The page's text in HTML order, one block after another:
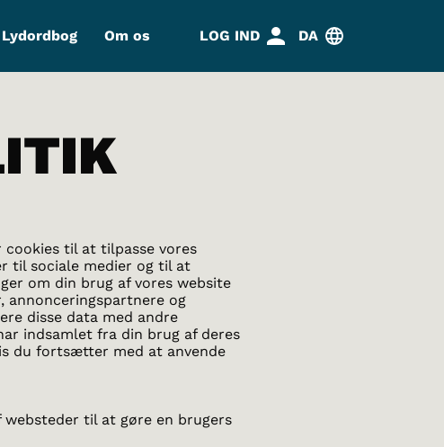
Lydordbog Om os LOG IND DA
cookies til at tilpasse vores
til sociale medier og til at
om din brug af vores website
annonceringspartnere og
disse data med andre
indsamlet fra din brug af deres
du fortsætter med at anvende
websteder til at gøre en brugers